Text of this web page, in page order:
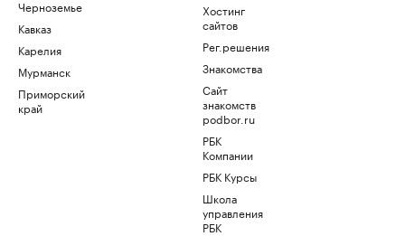
Черноземье
Кавказ
Карелия
Мурманск
Приморский
край
Хостинг
сайтов
Рег.решения
Знакомства
Сайт
знакомств
podbor.ru
РБК
Компании
РБК Курсы
Школа
управления
РБК